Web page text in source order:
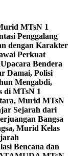
MTsN 1
Penggalang
dengan Karakter
Perkuat
Upacara Bendera
Damai, Polisi
Mengabdi,
di MTsN 1
Murid MTsN
Sejarah dari
Bangsa
Murid Kelas
Bencana dan